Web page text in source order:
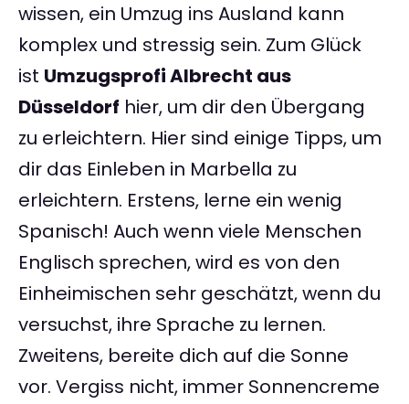
wissen, ein Umzug ins Ausland kann
komplex und stressig sein. Zum Glück
ist Umzugsprofi Albrecht aus
Düsseldorf hier, um dir den Übergang
zu erleichtern. Hier sind einige Tipps, um
dir das Einleben in Marbella zu
erleichtern. Erstens, lerne ein wenig
Spanisch! Auch wenn viele Menschen
Englisch sprechen, wird es von den
Einheimischen sehr geschätzt, wenn du
versuchst, ihre Sprache zu lernen.
Zweitens, bereite dich auf die Sonne
vor. Vergiss nicht, immer Sonnencreme